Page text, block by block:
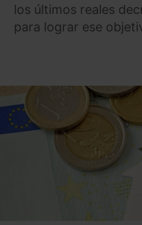
los últimos reales
para lograr ese